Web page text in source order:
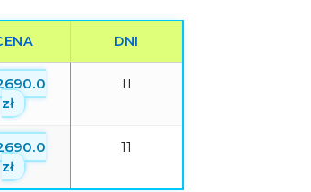
DNI
zł
11
zł
11